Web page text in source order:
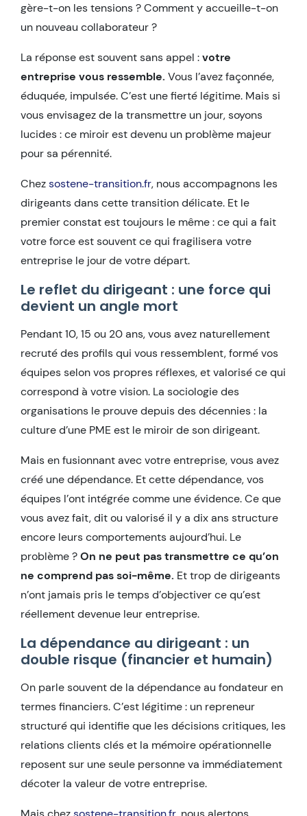
gère-t-on les tensions ? Comment y accueille-t-on
un nouveau collaborateur ?
La réponse est souvent sans appel :votre
entreprise vous ressemble. Vous l’avez façonnée,
éduquée, impulsée. C’est une fierté légitime. Mais si
vous envisagez de la transmettre un jour, soyons
lucides : ce miroir est devenu un problème majeur
pour sa pérennité.
Chezsostene-transition.fr, nous accompagnons les
dirigeants dans cette transition délicate. Et le
premier constat est toujours le même : ce qui a fait
votre force est souvent ce qui fragilisera votre
entreprise le jour de votre départ.
Le reflet du dirigeant : une force qui
devient un angle mort
Pendant 10, 15 ou 20 ans, vous avez naturellement
recruté des profils qui vous ressemblent, formé vos
équipes selon vos propres réflexes, et valorisé ce qui
correspond à votre vision. La sociologie des
organisations le prouve depuis des décennies : la
culture d’une PME est le miroir de son dirigeant.
Mais en fusionnant avec votre entreprise, vous avez
créé une dépendance. Et cette dépendance, vos
équipes l’ont intégrée comme une évidence. Ce que
vous avez fait, dit ou valorisé il y a dix ans structure
encore leurs comportements aujourd’hui. Le
problème ?On ne peut pas transmettre ce qu’on
ne comprend pas soi-même. Et trop de dirigeants
n’ont jamais pris le temps d’objectiver ce qu’est
réellement devenue leur entreprise.
La dépendance au dirigeant : un
double risque (financier et humain)
On parle souvent de la dépendance au fondateur en
termes financiers. C’est légitime : un repreneur
structuré qui identifie que les décisions critiques, les
relations clients clés et la mémoire opérationnelle
reposent sur une seule personne va immédiatement
décoter la valeur de votre entreprise.